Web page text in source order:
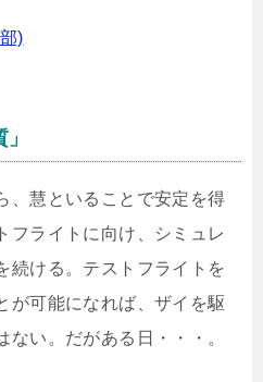
)
、慧といることで安定を得
フライトに向け、シミュレ
続ける。テストフライトを
が可能になれば、ザイを駆
い。だがある日・・・。